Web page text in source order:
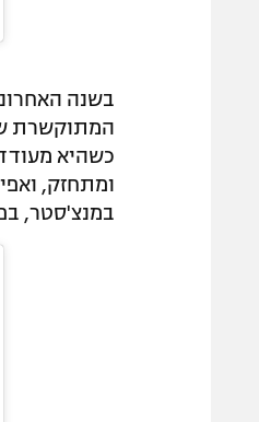
בשנה
המתוקשרת
כשהיא
ומתחזק,
במנצ'סטר,